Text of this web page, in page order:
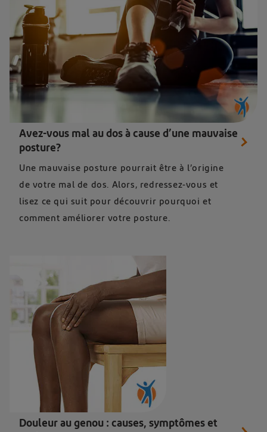
Avez-vous mal au dos à cause d’une mauvaise
posture?
Une mauvaise posture pourrait être à l’origine
de votre mal de dos. Alors, redressez-vous et
lisez ce qui suit pour découvrir pourquoi et
comment améliorer votre posture.
Douleur au genou : causes, symptômes et